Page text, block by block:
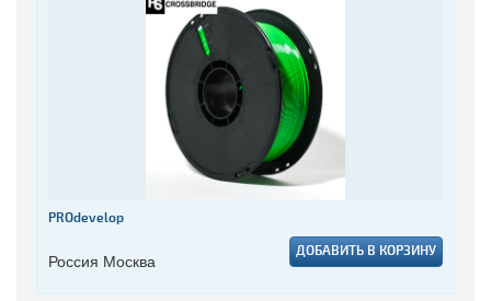
PROdevelop
Россия Москва ДОБАВИТЬ В КОРЗИНУ